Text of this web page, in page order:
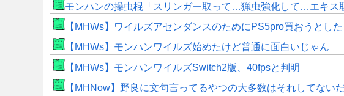
モンハンの操虫棍「スリンガー取って…猟虫強化して…エキ
【MHWs】ワイルズアセンダンスのためにPS5pro買おうとし
【MHWs】モンハンワイルズ始めたけど普通に面白いじゃん
【MHWs】モンハンワイルズSwitch2版、40fpsと判明
【MHNow】野良に文句言ってるやつの大多数はそれしてない